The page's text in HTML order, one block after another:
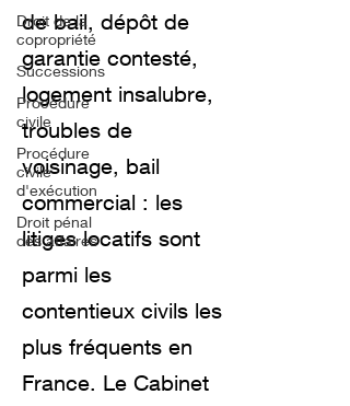
Droit de la
copropriété
Successions
Procédure
civile
Procédure
civile
d'exécution
Droit pénal
des affaires
de bail, dépôt de
garantie contesté,
logement insalubre,
troubles de
voisinage, bail
commercial : les
litiges locatifs sont
parmi les
contentieux civils les
plus fréquents en
France. Le Cabinet